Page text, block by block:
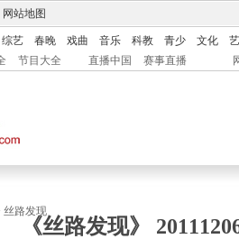
网站地图
综艺 春晚 戏曲 音乐 科教 青少 文化
节目大全 直播中国 赛事直播
丝路发现
《丝路发现》